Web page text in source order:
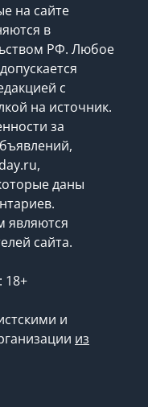
на сайте
в
РФ. Любое
с
на источник.
за
даны
являются
сайта.
18+
и
из